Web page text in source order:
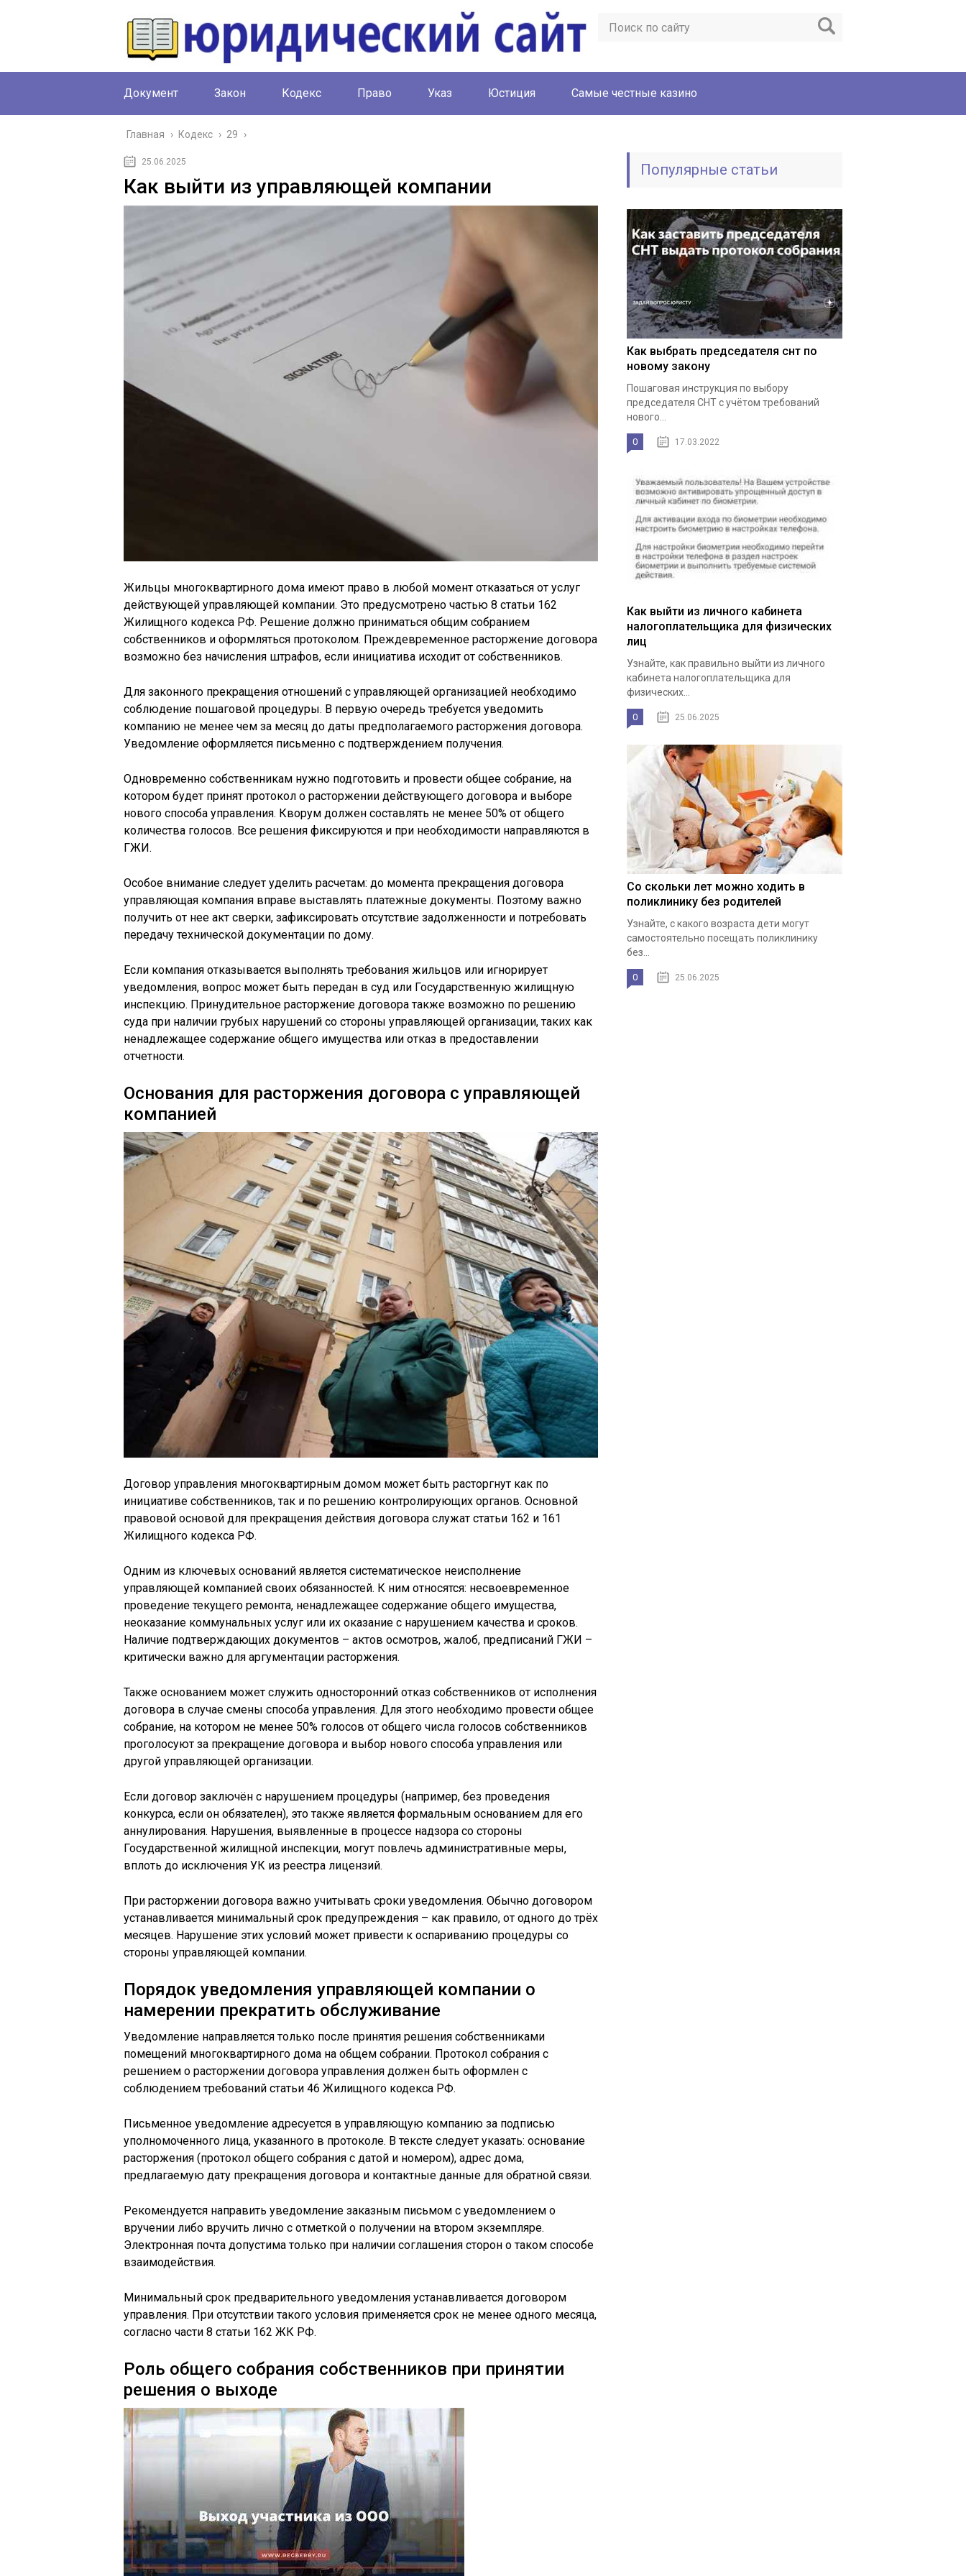
Документ Закон Кодекс Право Указ Юстиция Cамые честные казино
Главная › Кодекс › 29 ›
25.06.2025
Как выйти из управляющей компании
Жильцы многоквартирного дома имеют право в любой момент отказаться от услуг
действующей управляющей компании. Это предусмотрено частью 8 статьи 162
Жилищного кодекса РФ. Решение должно приниматься общим собранием
собственников и оформляться протоколом. Преждевременное расторжение договора
возможно без начисления штрафов, если инициатива исходит от собственников.
Для законного прекращения отношений с управляющей организацией необходимо
соблюдение пошаговой процедуры. В первую очередь требуется уведомить
компанию не менее чем за месяц до даты предполагаемого расторжения договора.
Уведомление оформляется письменно с подтверждением получения.
Одновременно собственникам нужно подготовить и провести общее собрание, на
котором будет принят протокол о расторжении действующего договора и выборе
нового способа управления. Кворум должен составлять не менее 50% от общего
количества голосов. Все решения фиксируются и при необходимости направляются в
ГЖИ.
Особое внимание следует уделить расчетам: до момента прекращения договора
управляющая компания вправе выставлять платежные документы. Поэтому важно
получить от нее акт сверки, зафиксировать отсутствие задолженности и потребовать
передачу технической документации по дому.
Если компания отказывается выполнять требования жильцов или игнорирует
уведомления, вопрос может быть передан в суд или Государственную жилищную
инспекцию. Принудительное расторжение договора также возможно по решению
суда при наличии грубых нарушений со стороны управляющей организации, таких как
ненадлежащее содержание общего имущества или отказ в предоставлении
отчетности.
Основания для расторжения договора с управляющей
компанией
Договор управления многоквартирным домом может быть расторгнут как по
инициативе собственников, так и по решению контролирующих органов. Основной
правовой основой для прекращения действия договора служат статьи 162 и 161
Жилищного кодекса РФ.
Одним из ключевых оснований является систематическое неисполнение
управляющей компанией своих обязанностей. К ним относятся: несвоевременное
проведение текущего ремонта, ненадлежащее содержание общего имущества,
неоказание коммунальных услуг или их оказание с нарушением качества и сроков.
Наличие подтверждающих документов – актов осмотров, жалоб, предписаний ГЖИ –
критически важно для аргументации расторжения.
Также основанием может служить односторонний отказ собственников от исполнения
договора в случае смены способа управления. Для этого необходимо провести общее
собрание, на котором не менее 50% голосов от общего числа голосов собственников
проголосуют за прекращение договора и выбор нового способа управления или
другой управляющей организации.
Если договор заключён с нарушением процедуры (например, без проведения
конкурса, если он обязателен), это также является формальным основанием для его
аннулирования. Нарушения, выявленные в процессе надзора со стороны
Государственной жилищной инспекции, могут повлечь административные меры,
вплоть до исключения УК из реестра лицензий.
При расторжении договора важно учитывать сроки уведомления. Обычно договором
устанавливается минимальный срок предупреждения – как правило, от одного до трёх
месяцев. Нарушение этих условий может привести к оспариванию процедуры со
стороны управляющей компании.
Порядок уведомления управляющей компании о
намерении прекратить обслуживание
Уведомление направляется только после принятия решения собственниками
помещений многоквартирного дома на общем собрании. Протокол собрания с
решением о расторжении договора управления должен быть оформлен с
соблюдением требований статьи 46 Жилищного кодекса РФ.
Письменное уведомление адресуется в управляющую компанию за подписью
уполномоченного лица, указанного в протоколе. В тексте следует указать: основание
расторжения (протокол общего собрания с датой и номером), адрес дома,
предлагаемую дату прекращения договора и контактные данные для обратной связи.
Рекомендуется направить уведомление заказным письмом с уведомлением о
вручении либо вручить лично с отметкой о получении на втором экземпляре.
Электронная почта допустима только при наличии соглашения сторон о таком способе
взаимодействия.
Минимальный срок предварительного уведомления устанавливается договором
управления. При отсутствии такого условия применяется срок не менее одного месяца,
согласно части 8 статьи 162 ЖК РФ.
Роль общего собрания собственников при принятии
решения о выходе
Популярные статьи
Как выбрать председателя снт по
новому закону
Пошаговая инструкция по выбору
председателя СНТ с учётом требований
нового...
0 17.03.2022
Как выйти из личного кабинета
налогоплательщика для физических
лиц
Узнайте, как правильно выйти из личного
кабинета налогоплательщика для
физических...
0 25.06.2025
Со скольки лет можно ходить в
поликлинику без родителей
Узнайте, с какого возраста дети могут
самостоятельно посещать поликлинику
без...
0 25.06.2025